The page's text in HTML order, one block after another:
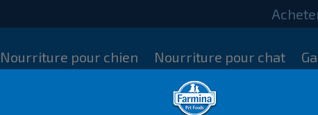
Nourriture pour chien Nourriture pour chat